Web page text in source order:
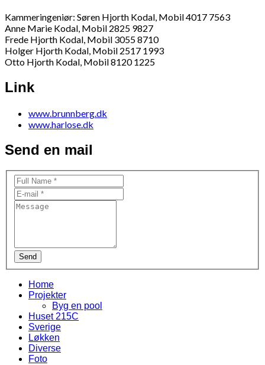
Kammeringeniør: Søren Hjorth Kodal, Mobil 4017 7563
Anne Marie Kodal, Mobil 2825 9827
Frede Hjorth Kodal, Mobil 3055 8710
Holger Hjorth Kodal, Mobil 2517 1993
Otto Hjorth Kodal, Mobil 8120 1225
Link
www.brunnberg.dk
www.harlose.dk
Send en mail
Send
Home
Projekter
Byg en pool
Huset 215C
Sverige
Løkken
Diverse
Foto